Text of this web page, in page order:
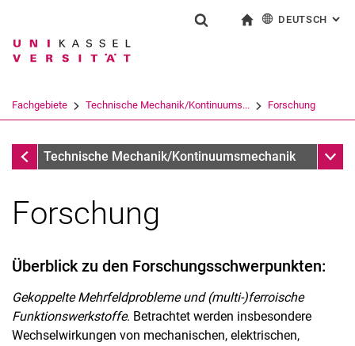
Springe direkt zu: Inhalt
Springe direkt zu: Suche
Springe direkt zu:
Suchbegriff
Suchen (öffnet externen Link in einem
DEUTSCH :
Fachgebiete Technische Mechanik/Kontinuums... Forschung
Fachgebiete
Technische Mechanik/Kontinuumsmechanik
Forschung
Überblick zu den Forschungsschwerpunkten:
Gekoppelte Mehrfeldprobleme und (multi-)ferroische
Funktionswerkstoffe. Betrachtet werden insbesondere
Wechselwirkungen von mechanischen, elektrischen,